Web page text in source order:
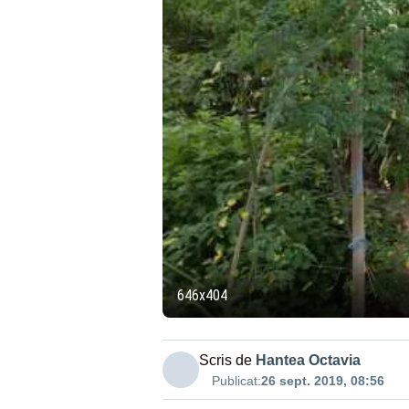
646x404
Scris de Hantea Octavia
Publicat:26 sept. 2019, 08:56